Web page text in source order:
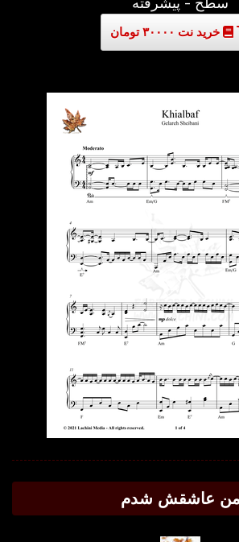
خرید نت ۳۰۰۰۰ تومان
عاشقش شدم